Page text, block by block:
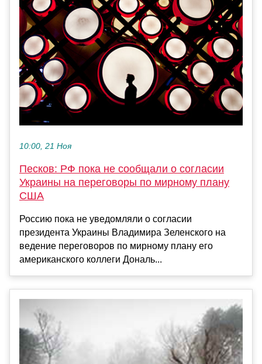
10:00, 21 Ноя
Песков: РФ пока не сообщали о согласии
Украины на переговоры по мирному плану
США
Россию пока не уведомляли о согласии
президента Украины Владимира Зеленского на
ведение переговоров по мирному плану его
американского коллеги Дональ...